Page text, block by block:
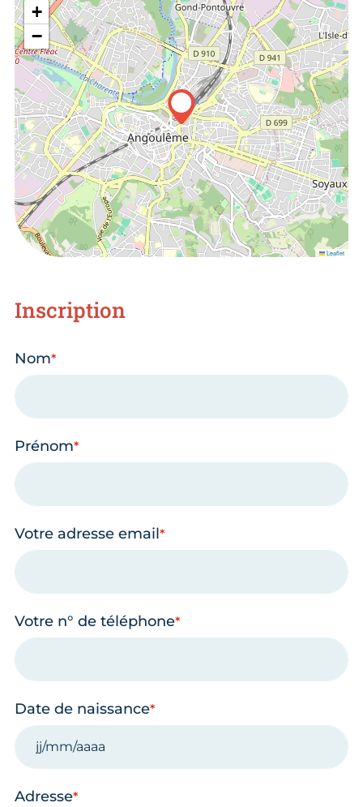
+
−
Leaflet
Inscription
Nom
Prénom
Votre adresse email
Votre n° de téléphone
Date de naissance
Adresse